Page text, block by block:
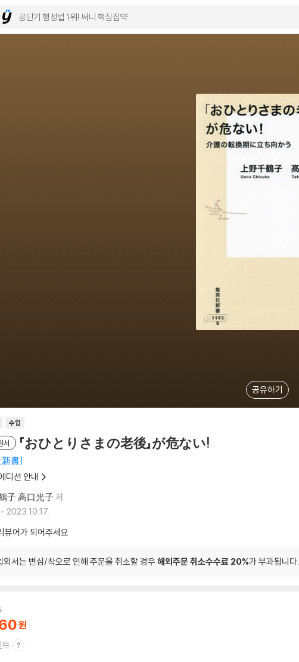
공유하기
수입
서 「おひとりさまの老後」が危ない!
書
디션 안내
子 高口光子저
2023.10.17.
뷰어가 되어주세요
외서는 변심/착오로 인해 주문을 취소할 경우 해외주문 취소수수료 20%가 부과됩니다.
트